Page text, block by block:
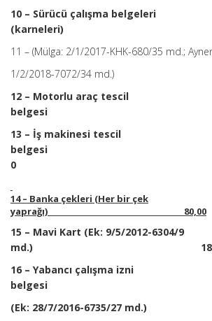
10 – Sürücü çalışma belgeleri
(karneleri)
11 – (Mülga: 2/1/2017-KHK-680/35 md.;
1/2/2018-7072/34 md.)
12 – Motorlu araç tescil
belgesi
13 – İş makinesi tescil
belgesi
0
14 – Banka çekleri (Her bir çek
yaprağı) 80,00
15 – Mavi Kart (Ek: 9/5/2012-6304/9
md.)
16 – Yabancı çalışma izni
belgesi
(Ek: 28/7/2016-6735/27 md.)